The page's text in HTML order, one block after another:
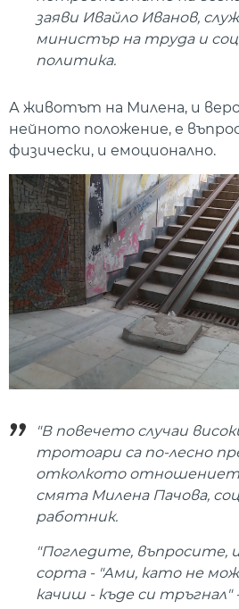
заяви Ивайло Иванов,
министър на труда и
политика.
А животът на Милена, и
нейното положение, е
физически, и емоционално.
"В повечето случаи
тротоари са по-лесно
отколкото
смята Милена Пачова,
работник.
"Погледите, въпросите,
сорта - "Ами, като не
качиш - къде си тръгнал"